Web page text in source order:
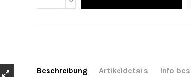
Beschreibung Artikeldetails Info